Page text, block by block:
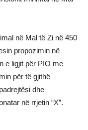
në Mal të Zi në 450
propozimin në
e ligjit për PIO me
për të gjithë
dhe
në rrjetin “X”.